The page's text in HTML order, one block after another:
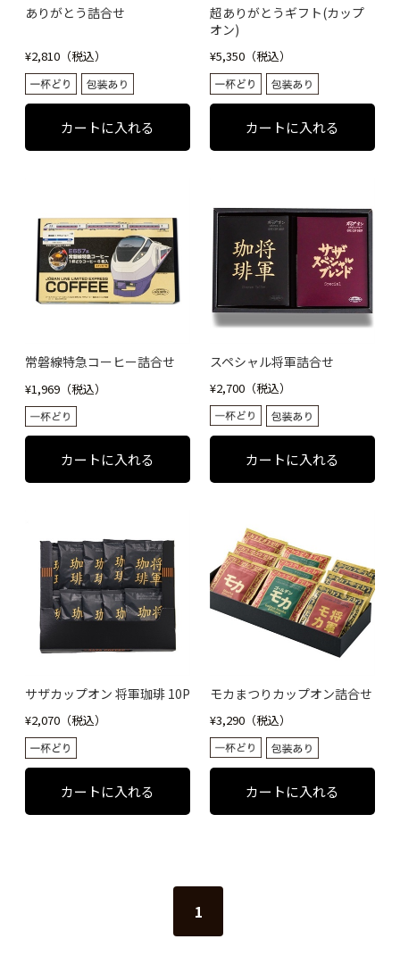
ありがとう詰合せ
¥2,810（税込）
超ありがとうギフト(カップ
オン)
¥5,350（税込）
常磐線特急コーヒー詰合せ
¥1,969（税込）
スペシャル将軍詰合せ
¥2,700（税込）
サザカップオン 将軍珈琲 10P
¥2,070（税込）
モカまつりカップオン詰合せ
¥3,290（税込）
1